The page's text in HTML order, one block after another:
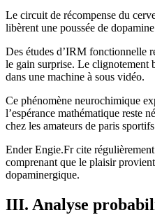
Le circuit de récompense du
libèrent une poussée de
Des études d’IRM fonctionnelle
le gain surprise. Le clignotement
dans une machine à sous vidéo.
Ce phénomène neurochimique
l’espérance mathématique
chez les amateurs de paris
Ender Engie.Fr cite
comprenant que le plaisir
dopaminergique.
III. Analyse